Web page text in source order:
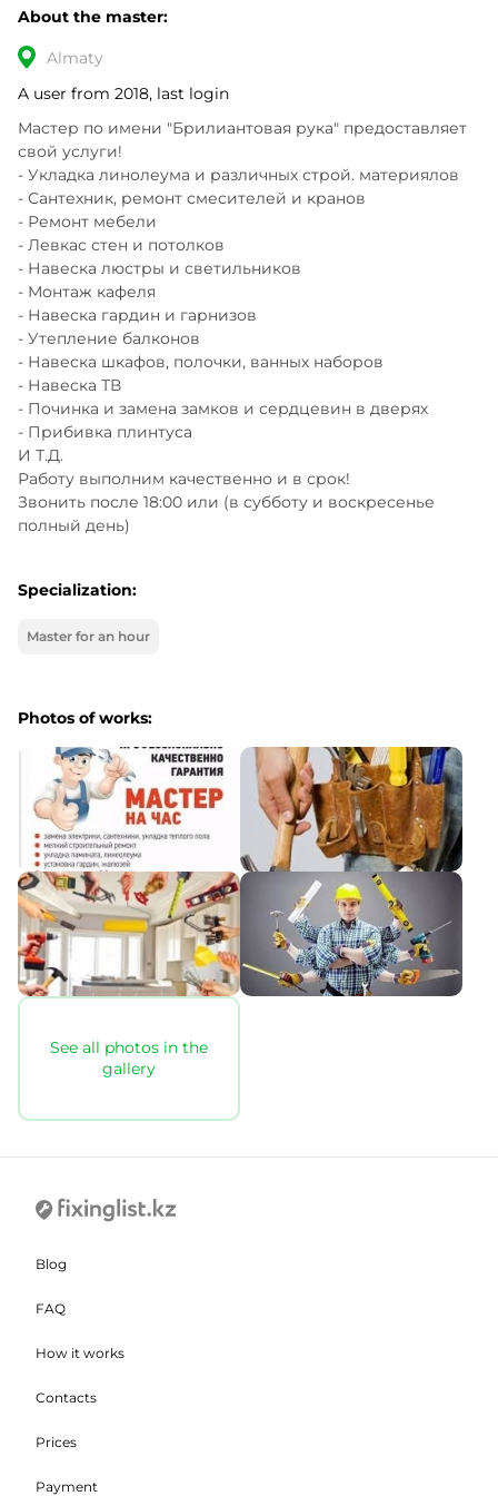
About the master:
Almaty
A user from 2018, last login
Мастер по имени "Брилиантовая рука" предоставляет
свой услуги!
- Укладка линолеума и различных строй. материялов
- Сантехник, ремонт смесителей и кранов
- Ремонт мебели
- Левкас стен и потолков
- Навеска люстры и светильников
- Монтаж кафеля
- Навеска гардин и гарнизов
- Утепление балконов
- Навеска шкафов, полочки, ванных наборов
- Навеска ТВ
- Починка и замена замков и сердцевин в дверях
- Прибивка плинтуса
И Т.Д.
Работу выполним качественно и в срок!
Звонить после 18:00 или (в субботу и воскресенье
полный день)
Specialization:
Master for an hour
Photos of works:
See all photos in the
gallery
Blog
FAQ
How it works
Contacts
Prices
Payment